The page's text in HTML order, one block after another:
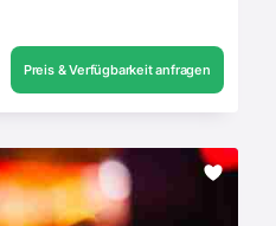
Preis & Verfügbarkeit anfragen